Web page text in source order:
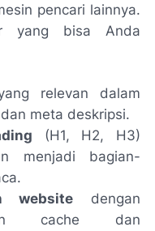
pencari lainnya.
yang bisa Anda
relevan dalam
meta deskripsi.
(H1, H2, H3)
menjadi bagian-
website dengan
cache dan